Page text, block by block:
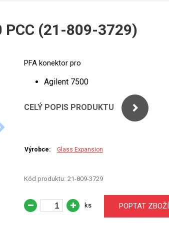
(21-809-3729)
PFA konektor pro
Agilent 7500
CELÝ POPIS PRODUKTU
Výrobce: Glass Expansion
Kód produktu: 21-809-3729
ks POPTAT ZBOŽÍ